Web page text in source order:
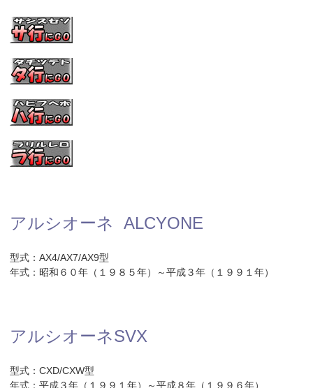
アルシオーネ ALCYONE
型式：AX4/AX7/AX9型
年式：昭和６０年（１９８５年）～平成３年（１９９１年）
アルシオーネSVX
型式：CXD/CXW型
年式：平成３年（１９９１年）～平成８年（１９９６年）